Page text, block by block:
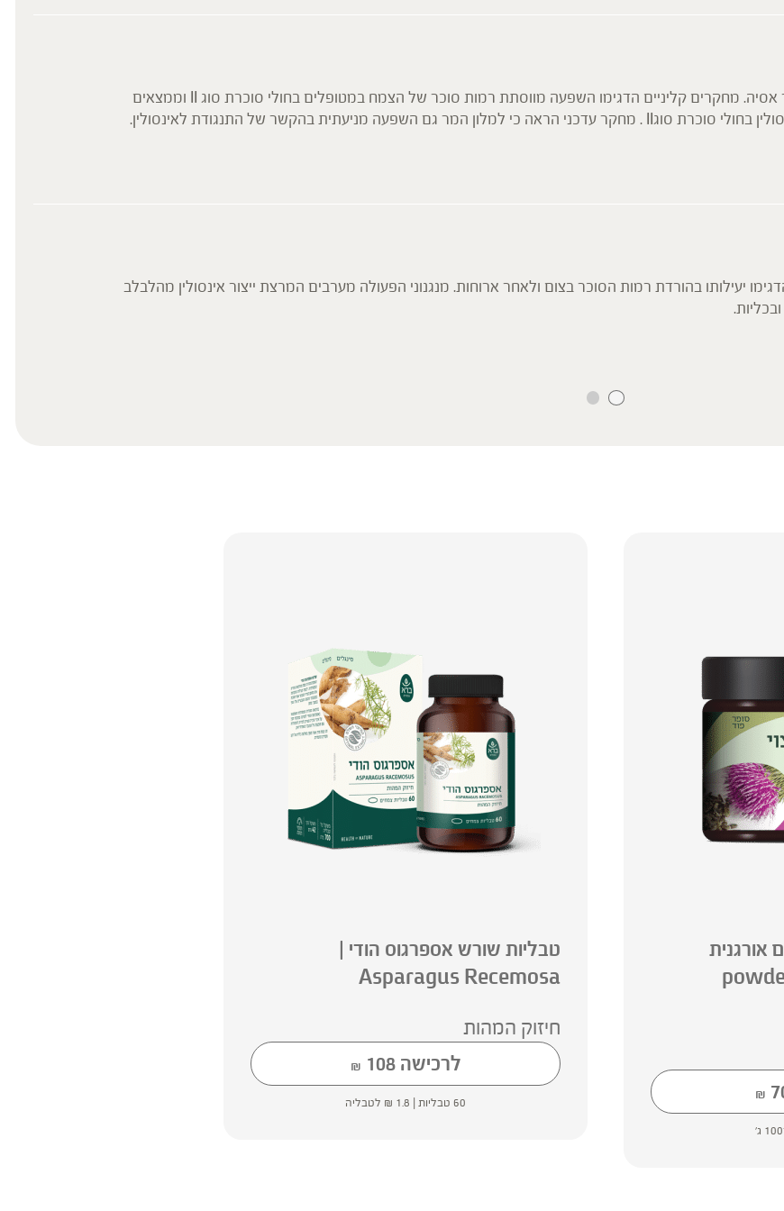
המלון המר נחשב לפרי המאכל המר ביותר בעולם והוא נפוץ באזור אסיה. מחקרים קליניים הדגימו השפעה מווסתת רמות סוכר של הצמח במטופלים בחולי סוכרת סוג II וממצאים
מחקריים עדכניים אף מעידים על פוטנציאל לשיפור התנגודת לאינסולין בחולי סוכרת סוגII . מחקר עדכני הראה כי למלון המר גם השפעה מניעתית בהקשר של התנגודת לאינסולין.
יעילותו בהורדת רמות הסוכר בצום ולאחר ארוחות. מנגנוני הפעולה מערבים המרצת ייצור אינסולין מהלבלב
אורגנית
₪
טבליות שורש אספרגוס הודי |
Asparagus Recemosa
חיזוק המהות
לרכישה
₪ 108
60 טבליות | ₪ 1.8 לטבליה